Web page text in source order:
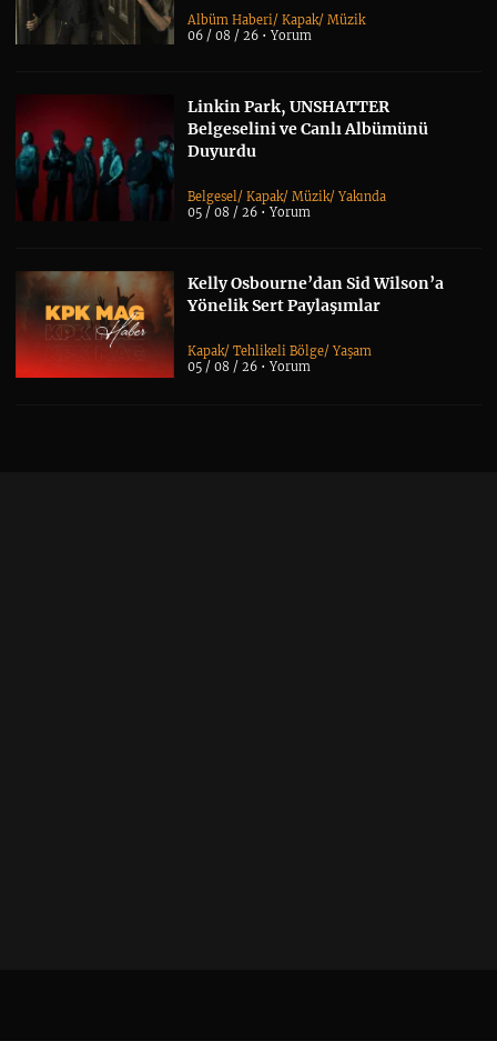
Albüm Haberi/Kapak/Müzik
06 / 08 / 26 •Yorum
Linkin Park, UNSHATTER
Belgeselini ve Canlı Albümünü
Duyurdu
Belgesel/Kapak/Müzik/Yakında
05 / 08 / 26 •Yorum
Kelly Osbourne’dan Sid Wilson’a
Yönelik Sert Paylaşımlar
Kapak/Tehlikeli Bölge/Yaşam
05 / 08 / 26 •Yorum